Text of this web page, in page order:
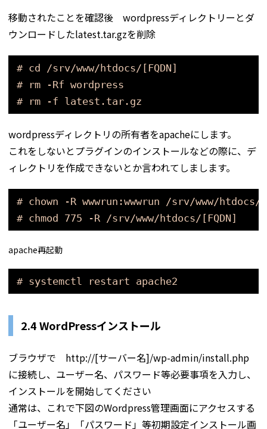
移動されたことを確認後 wordpressディレクトリーとダ
ウンロードしたlatest.tar.gzを削除
# cd /srv/www/htdocs/[FQDN]
# rm -Rf wordpress
# rm -f latest.tar.gz
wordpressディレクトリの所有者をapacheにします。
これをしないとプラグインのインストールなどの際に、デ
ィレクトリを作成できないとか言われてしまします。
# chown -R wwwrun:wwwrun /srv/www/htdocs/
# chmod 775 -R /srv/www/htdocs/[FQDN]
apache再起動
# systemctl restart apache2
2.4 WordPressインストール
ブラウザで http://[サーバー名]/wp-admin/install.php
に接続し、ユーザー名、パスワード等必要事項を入力し、
インストールを開始してください
通常は、これで下図のWordpress管理画面にアクセスする
「ユーザー名」「パスワード」等初期設定インストール画